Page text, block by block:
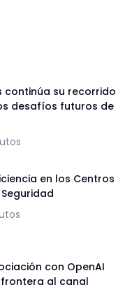
continúa su recorrido
desafíos futuros de
en los Centros
con OpenAI
al canal